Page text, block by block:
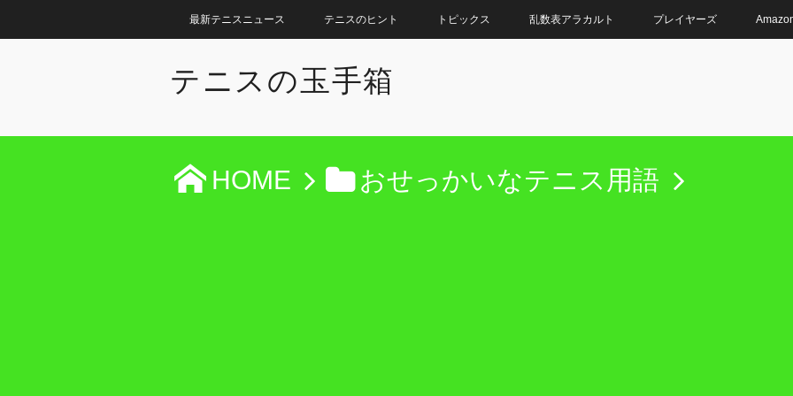
最新テニスニュース テニスのヒント トピックス 乱数表アラカルト プレイヤーズ
テニスの玉手箱
HOME おせっかいなテニス用語